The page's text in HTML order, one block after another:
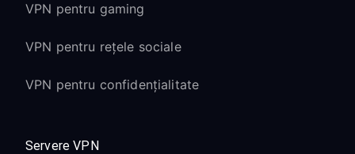
VPN pentru gaming
VPN pentru rețele sociale
VPN pentru confidențialitate
Servere VPN